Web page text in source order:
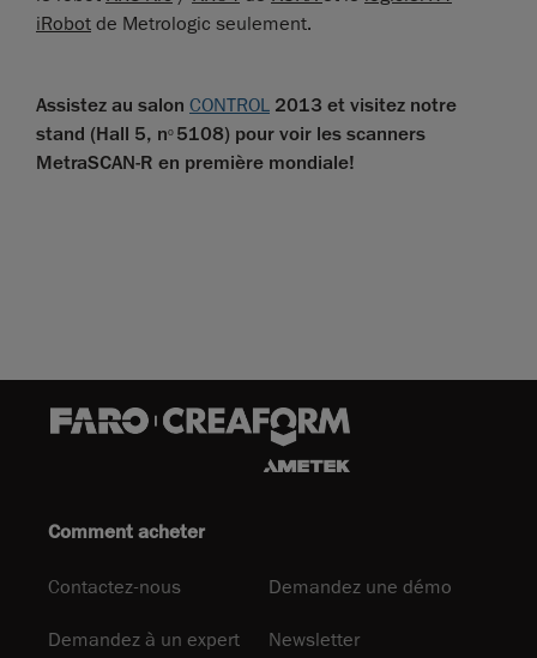
iRobot de Metrologic seulement.
Assistez au salon CONTROL 2013 et visitez notre
stand (Hall 5, no 5108) pour voir les scanners
MetraSCAN-R en première mondiale!
Comment acheter
Contactez-nous Demandez une démo
Demandez à un expert Newsletter